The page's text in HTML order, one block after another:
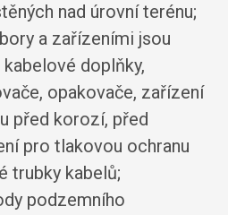
nad úrovní terénu;
a zařízeními jsou
doplňky,
opakovače, zařízení
před korozí, před
pro tlakovou ochranu
trubky kabelů;
podzemního